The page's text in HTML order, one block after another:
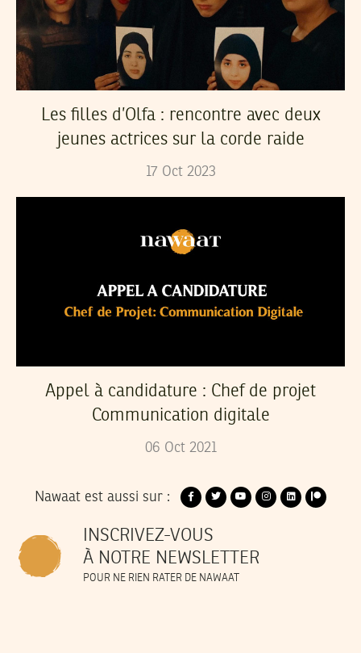
Les filles d’Olfa : rencontre avec deux
jeunes actrices sur la corde raide
17 Oct 2023
Appel à candidature : Chef de projet
Communication digitale
06 Oct 2021
Nawaat est aussi sur :
INSCRIVEZ-VOUS
À NOTRE NEWSLETTER
POUR NE RIEN RATER DE NAWAAT